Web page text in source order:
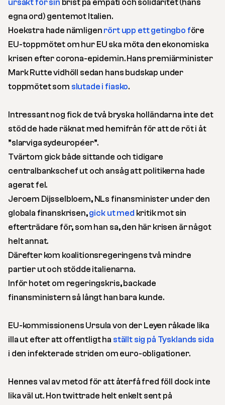
ursäkt för sin brist på empati och solidaritet (hans
egna ord) gentemot Italien.
Hoekstra hade nämligen rört upp ett getingbo före
EU-toppmötet om hur EU ska möta den ekonomiska
krisen efter corona-epidemin. Hans premiärminister
Mark Rutte vidhöll sedan hans budskap under
toppmötet som slutade i fiasko.
Intressant nog fick de två bryska holländarna inte det
stöd de hade räknat med hemifrån för att de röt i åt
”slarviga sydeuropéer”.
Tvärtom gick både sittande och tidigare
centralbankschef ut och ansåg att politikerna hade
agerat fel.
Jeroem Dijsselbloem, NLs finansminister under den
globala finanskrisen,gick ut med kritik mot sin
efterträdare för, som han sa, den här krisen är något
helt annat.
Därefter kom koalitionsregeringens två mindre
partier ut och stödde italienarna.
Inför hotet om regeringskris, backade
finansministern så långt han bara kunde.
EU-kommissionens Ursula von der Leyen råkade lika
illa ut efter att offentligt ha ställt sig på Tysklands sida
i den infekterade striden om euro-obligationer.
Hennes val av metod för att återfå fred föll dock inte
lika väl ut. Hon twittrade helt enkelt sent på